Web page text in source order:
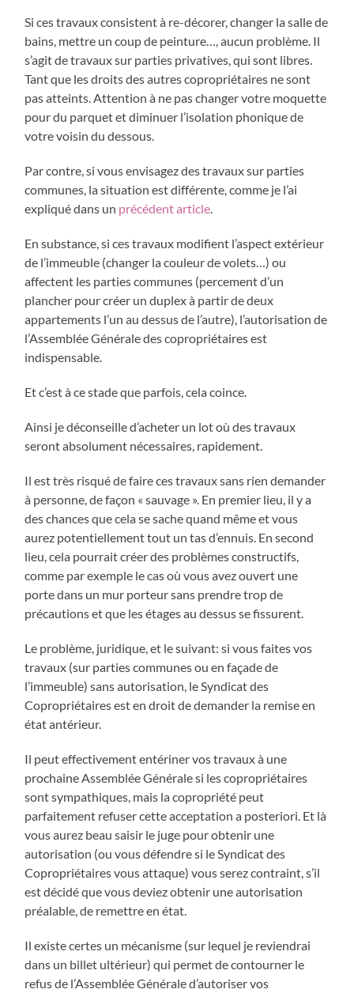
Si ces travaux consistent à re-décorer, changer la salle de
bains, mettre un coup de peinture…, aucun problème. Il
s’agit de travaux sur parties privatives, qui sont libres.
Tant que les droits des autres copropriétaires ne sont
pas atteints. Attention à ne pas changer votre moquette
pour du parquet et diminuer l’isolation phonique de
votre voisin du dessous.
Par contre, si vous envisagez des travaux sur parties
communes, la situation est différente, comme je l’ai
expliqué dans un précédent article.
En substance, si ces travaux modifient l’aspect extérieur
de l’immeuble (changer la couleur de volets…) ou
affectent les parties communes (percement d’un
plancher pour créer un duplex à partir de deux
appartements l’un au dessus de l’autre), l’autorisation de
l’Assemblée Générale des copropriétaires est
indispensable.
Et c’est à ce stade que parfois, cela coince.
Ainsi je déconseille d’acheter un lot où des travaux
seront absolument nécessaires, rapidement.
Il est très risqué de faire ces travaux sans rien demander
à personne, de façon « sauvage ». En premier lieu, il y a
des chances que cela se sache quand même et vous
aurez potentiellement tout un tas d’ennuis. En second
lieu, cela pourrait créer des problèmes constructifs,
comme par exemple le cas où vous avez ouvert une
porte dans un mur porteur sans prendre trop de
précautions et que les étages au dessus se fissurent.
Le problème, juridique, et le suivant: si vous faites vos
travaux (sur parties communes ou en façade de
l’immeuble) sans autorisation, le Syndicat des
Copropriétaires est en droit de demander la remise en
état antérieur.
Il peut effectivement entériner vos travaux à une
prochaine Assemblée Générale si les copropriétaires
sont sympathiques, mais la copropriété peut
parfaitement refuser cette acceptation a posteriori. Et là
vous aurez beau saisir le juge pour obtenir une
autorisation (ou vous défendre si le Syndicat des
Copropriétaires vous attaque) vous serez contraint, s’il
est décidé que vous deviez obtenir une autorisation
préalable, de remettre en état.
Il existe certes un mécanisme (sur lequel je reviendrai
dans un billet ultérieur) qui permet de contourner le
refus de l’Assemblée Générale d’autoriser vos